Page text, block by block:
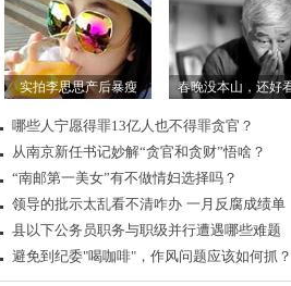
实拍李思思产后暴瘦 春晚没本山，还好
哪些人宁愿得罪13亿人也不得罪贪官？
从南京新任书记妙解“贪官和贪财”悟啥？
“南邮第一美女”有不做情妇选择吗？
领导的批示太乱看不清咋办 一月反腐成绩单
县以下公务员职务与职级并行遭遇哪些难题
避免到纪委"喝咖啡"，作风问题应该如何抓？